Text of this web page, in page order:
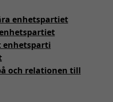
enhetspartiet
enhetsparti
och relationen till